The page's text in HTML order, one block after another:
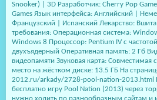
Snooker) | 3D Разработчик: Cherry Pop
Games Язык интерфейса: Английский |
Французcкий | Испанский Лекарство: Вшита
требования: Операционная система:
Windows 8 Процессор: Pentium IV с
двухъядерный Оперативная память: 2 Гб
видеопамяти Звуковая карта: Совместимая
место на жёстком диске: 13.5 ГБ На
2012.ru/arkady/2728-pool-nation-2013.html
бесплатно игру Pool Nation (2013) через